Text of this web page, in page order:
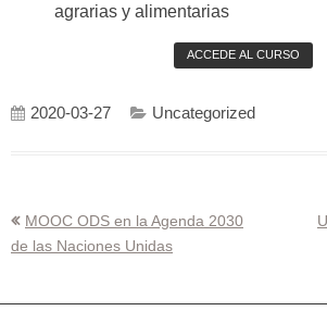
agrarias y alimentarias
ACCEDE AL CURSO
2020-03-27 Uncategorized
Navegación
de
MOOC ODS en la Agenda 2030
de las Naciones Unidas